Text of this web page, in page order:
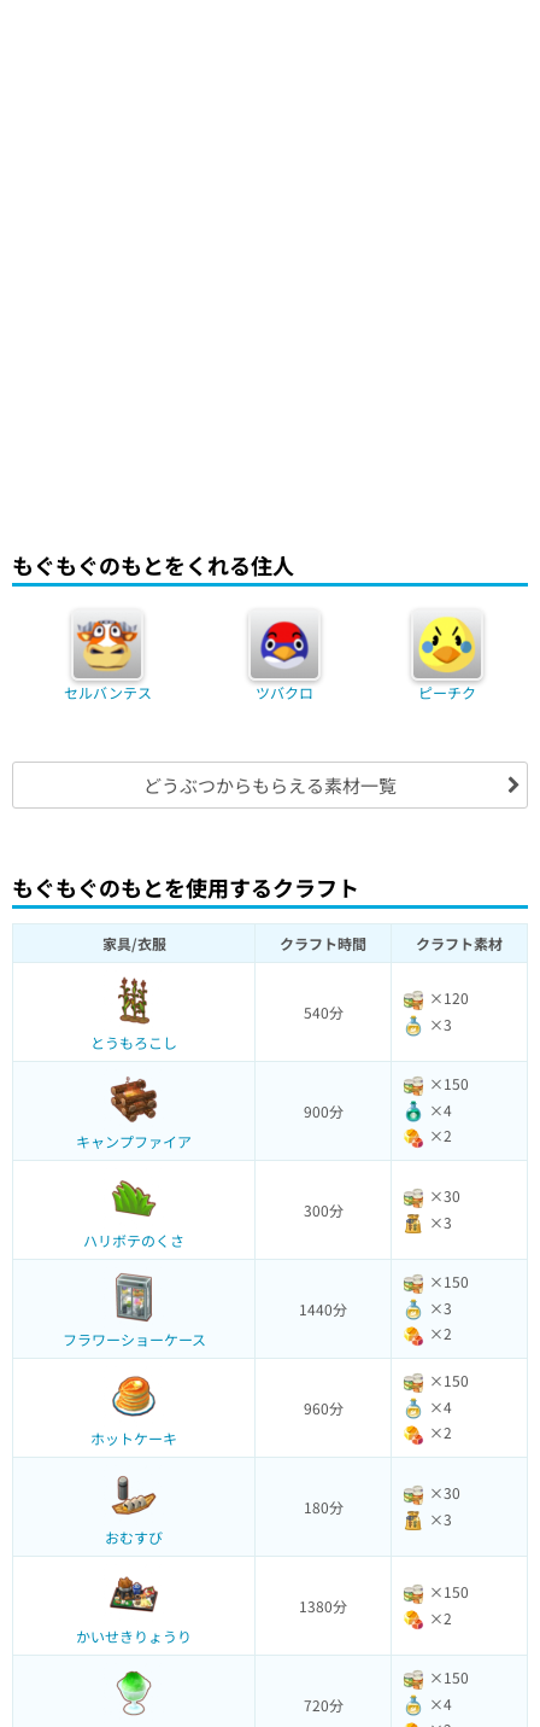
もぐもぐのもとをくれる住人
セルバンテス ツバクロ ピーチク
どうぶつからもらえる素材一覧
もぐもぐのもとを使用するクラフト
家具/衣服 クラフト時間 クラフト素材
とうもろこし
540分
×120
×3
キャンプファイア
900分
×150
×4
×2
ハリボテのくさ
300分
×30
×3
フラワーショーケース
1440分
×150
×3
×2
ホットケーキ
960分
×150
×4
×2
おむすび
180分
×30
×3
かいせきりょうり
1380分
×150
×2
720分
×150
×4